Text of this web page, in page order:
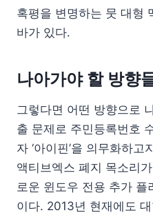
혹평을 변명하는 뭇 대형
바가 있다.
나아가야 할 방향
그렇다면 어떤 방향으로
출 문제로 주민등록번호
자 ‘아이핀’을 의무화하
액티브엑스 폐지 목소리
로운 윈도우 전용 추가 플
이다. 2013년 현재에도